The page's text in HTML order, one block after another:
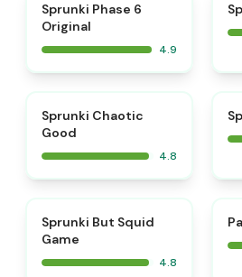
Sprunki Phase 6
Original
4.9
Sprunki Chaotic
Good
4.8
Sprunki But Squid
Game
4.8